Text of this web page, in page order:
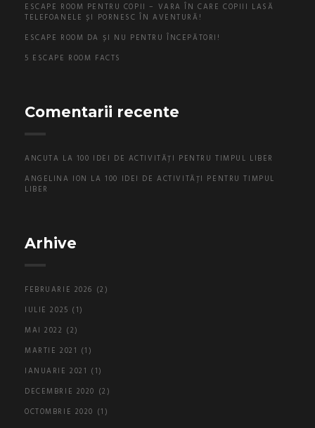
ESCAPE ROOM PENTRU COPII – VARA ÎN CARE COPIII LASĂ
TELEFOANELE ȘI PORNESC ÎN AVENTURĂ!
ESCAPE ROOM DA ȘI NU PENTRU ÎNCEPĂTORI!
5 ESCAPE ROOM FACTS
Comentarii recente
ANCUTA LA 100 IDEI DE ACTIVITĂȚI PENTRU TIMPUL LIBER
ANGELINA ION LA100 IDEI DE ACTIVITĂȚI PENTRU TIMPUL
LIBER
Arhive
FEBRUARIE 2026 (2)
IULIE 2025 (1)
MAI 2022 (2)
MARTIE 2021 (1)
IANUARIE 2021 (1)
DECEMBRIE 2020 (2)
OCTOMBRIE 2020 (1)